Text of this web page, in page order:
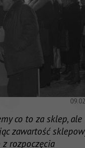
co to za sklep, ale
zawartość
rozpoczęcia